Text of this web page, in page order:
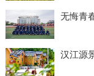
无悔青
汉江源